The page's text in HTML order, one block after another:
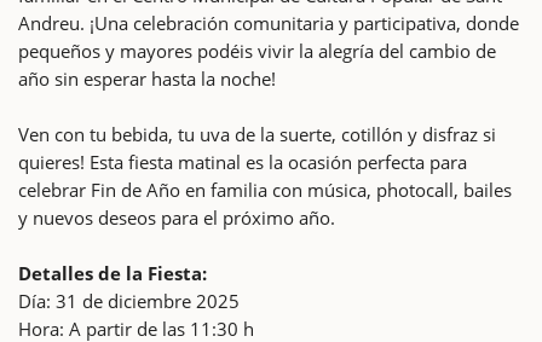
Andreu. ¡Una celebración comunitaria y participativa, donde
pequeños y mayores podéis vivir la alegría del cambio de
año sin esperar hasta la noche!
Ven con tu bebida, tu uva de la suerte, cotillón y disfraz si
quieres! Esta fiesta matinal es la ocasión perfecta para
celebrar Fin de Año en familia con música, photocall, bailes
y nuevos deseos para el próximo año.
Detalles de la Fiesta:
Día: 31 de diciembre 2025
Hora: A partir de las 11:30 h